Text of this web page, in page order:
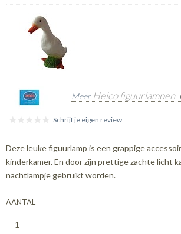
Meer Heico figuurlampen
Schrijf je eigen review
Deze leuke figuurlamp is een grappige
kinderkamer. En door zijn prettige zachte licht
nachtlampje gebruikt worden.
AANTAL